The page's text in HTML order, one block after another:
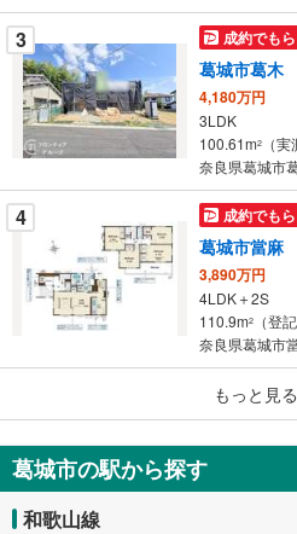
に
保
存
す
る
3 成約でも
葛城市葛木
4,180万円
3LDK
100.61m2
（実
奈良県葛城市
4 成約でも
葛城市當麻
3,890万円
4LDK＋2S
110.9m2
（登記
奈良県葛城市
成約でも
葛城市林堂
3,380万円
3LDK
98.54m （実
もっと見る
葛城市の駅から探す
和歌山線